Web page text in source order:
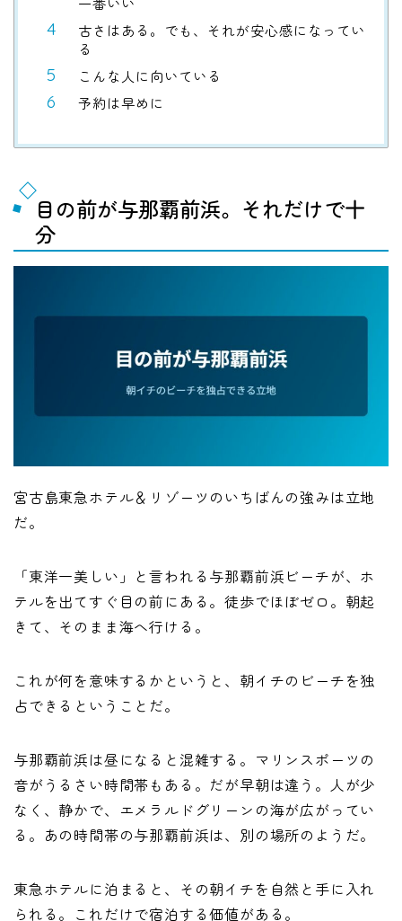
古さはある。でも、それが安心感になってい
る
こんな人に向いている
予約は早めに
目の前が与那覇前浜。それだけで十
分
宮古島東急ホテル＆リゾーツのいちばんの強みは立地
だ。
「東洋一美しい」と言われる与那覇前浜ビーチが、ホ
テルを出てすぐ目の前にある。徒歩でほぼゼロ。朝起
きて、そのまま海へ行ける。
これが何を意味するかというと、朝イチのビーチを独
占できるということだ。
与那覇前浜は昼になると混雑する。マリンスポーツの
音がうるさい時間帯もある。だが早朝は違う。人が少
なく、静かで、エメラルドグリーンの海が広がってい
る。あの時間帯の与那覇前浜は、別の場所のようだ。
東急ホテルに泊まると、その朝イチを自然と手に入れ
られる。これだけで宿泊する価値がある。